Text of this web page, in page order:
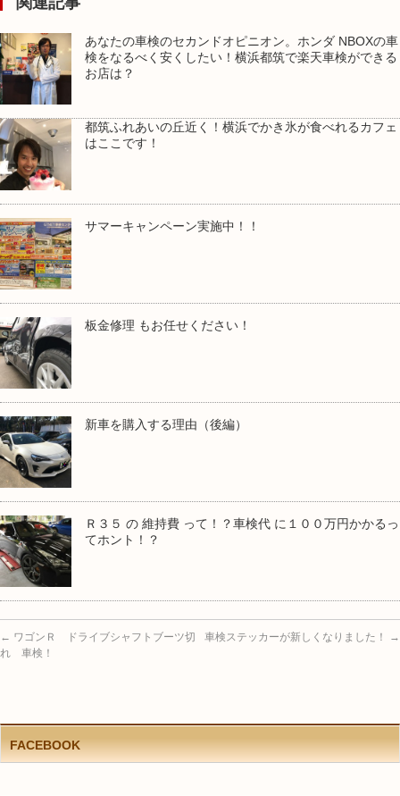
あなたの車検のセカンドオピニオン。ホンダ NBOXの車
検をなるべく安くしたい！横浜都筑で楽天車検ができる
お店は？
都筑ふれあいの丘近く！横浜でかき氷が食べれるカフェ
はここです！
サマーキャンペーン実施中！！
板金修理 もお任せください！
新車を購入する理由（後編）
Ｒ３５ の 維持費 って！？車検代 に１００万円かかるっ
てホント！？
← ワゴンＲ ドライブシャフトブーツ切
れ 車検！
車検ステッカーが新しくなりました！ →
FACEBOOK